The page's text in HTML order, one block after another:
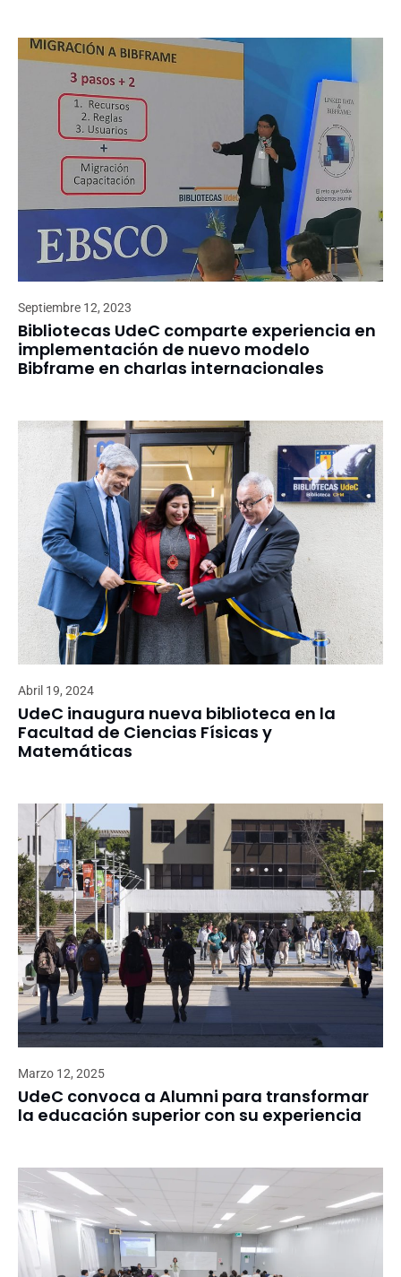
Septiembre 12, 2023
Bibliotecas UdeC comparte experiencia en
implementación de nuevo modelo
Bibframe en charlas internacionales
Abril 19, 2024
UdeC inaugura nueva biblioteca en la
Facultad de Ciencias Físicas y
Matemáticas
Marzo 12, 2025
UdeC convoca a Alumni para transformar
la educación superior con su experiencia